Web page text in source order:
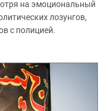
на эмоциональный
лозунгов,
с полицией.